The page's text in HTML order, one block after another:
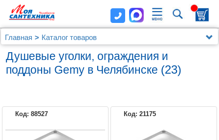
Главная
Каталог товаров
Душевые уголки, ограждения, поддоны
Душевые уголки, ограждения и поддоны Gemy
Душевые уголки, ограждения и
поддоны Gemy в Челябинске (23)
GEMY
Код: 88527 Код: 21175